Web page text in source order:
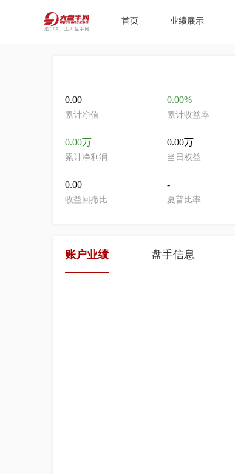
首页 业绩展示
0.00
累计净值
0.00%
累计收益率
0.00万
累计净利润
0.00万
当日权益
0.00
收益回撤比
-
夏普比率
账户业绩 盘手信息